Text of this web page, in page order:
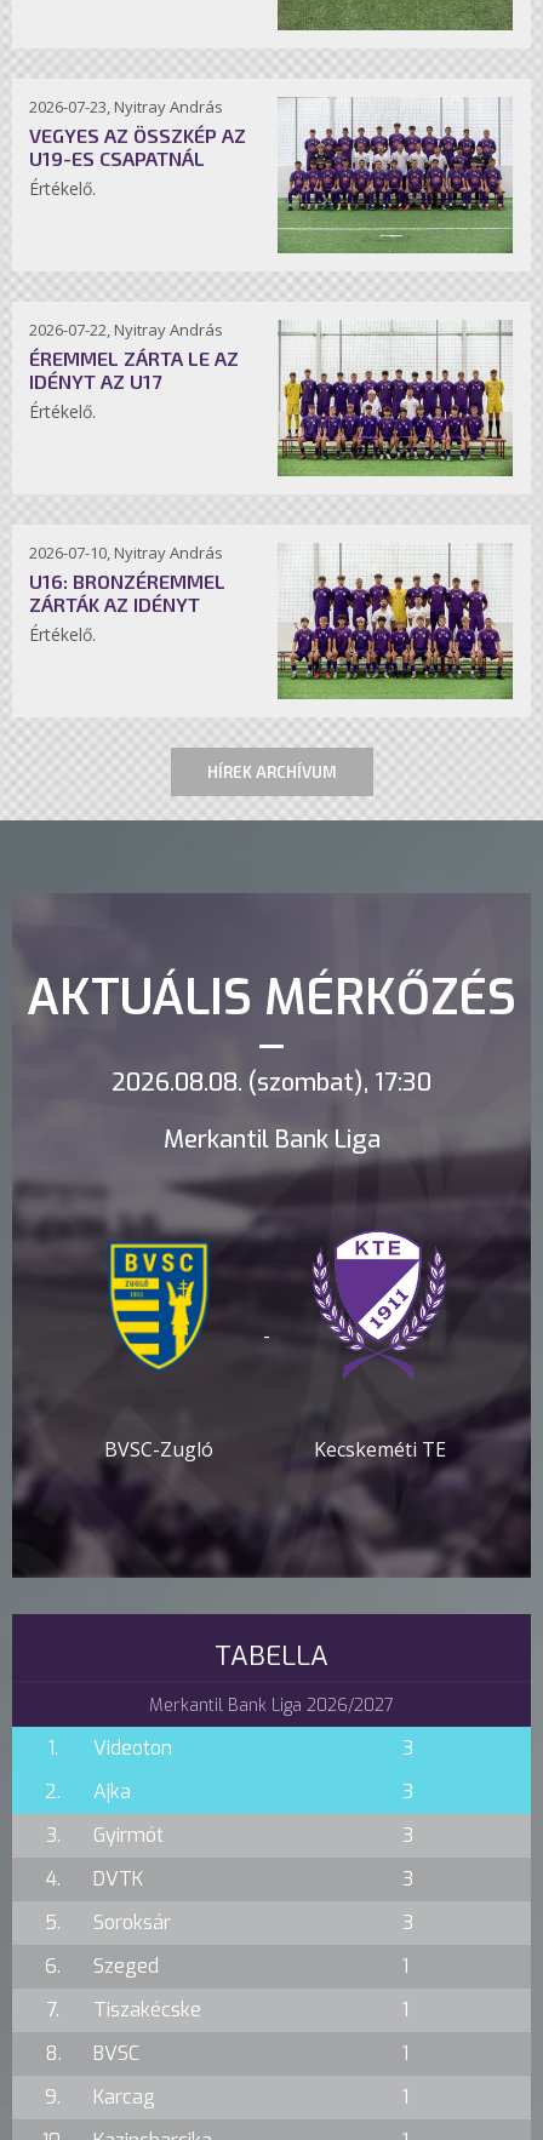
2026-07-23, Nyitray András
VEGYES AZ ÖSSZKÉP AZ
U19-ES CSAPATNÁL
Értékelő.
2026-07-22, Nyitray András
ÉREMMEL ZÁRTA LE AZ
IDÉNYT AZ U17
Értékelő.
2026-07-10, Nyitray András
U16: BRONZÉREMMEL
ZÁRTÁK AZ IDÉNYT
Értékelő.
HÍREK ARCHÍVUM
AKTUÁLIS MÉRKŐZÉS
2026.08.08. (szombat), 17:30
Merkantil Bank Liga
BVSC-Zugló
-
Kecskeméti TE
TABELLA
Merkantil Bank Liga 2026/2027
1. Videoton
3
2.
Ajka
3
3.
Gyirmót
3
4.
DVTK
3
5.
Soroksár
3
6.
Szeged
1
7.
Tiszakécske
1
8.
BVSC
1
9.
Karcag
1